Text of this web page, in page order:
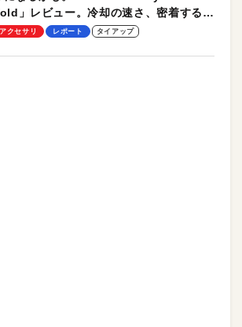
」レビュー。冷却の速さ、密着する冷
プレート、シンプルな操作性がグッド！
アクセサリ レポート タイアップ